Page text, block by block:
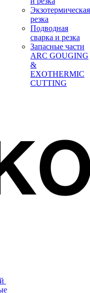
Экзотермическая
резка
Подводная
сварка и резка
Запасные части
ARC GOUGING
&
EXOTHERMIC
CUTTING